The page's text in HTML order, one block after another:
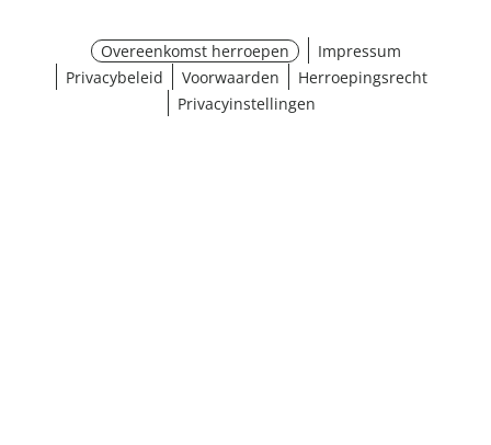
Overeenkomst herroepen
Impressum
Privacybeleid
Voorwaarden
Herroepingsrecht
Privacyinstellingen